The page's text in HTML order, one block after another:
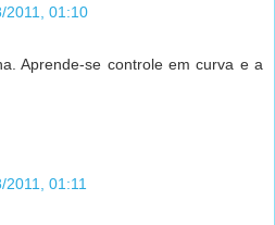
2011, 01:10
Aprende-se controle em curva e a
2011, 01:11